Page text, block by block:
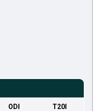
ODI T20I